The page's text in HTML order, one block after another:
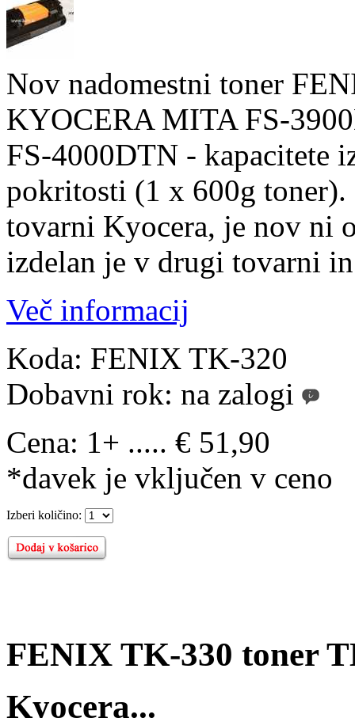
Nov nadomestni toner
KYOCERA MITA FS-
FS-4000DTN - kapacitete
pokritosti (1 x 600g
tovarni Kyocera, je nov ni
izdelan je v drugi tovarni
Več informacij
Koda: FENIX TK-320
Dobavni rok: na zalogi
Cena: 1+ ..... € 51,90
*davek je vključen v ceno
Izberi količino:
FENIX TK-330 toner
Kyocera...